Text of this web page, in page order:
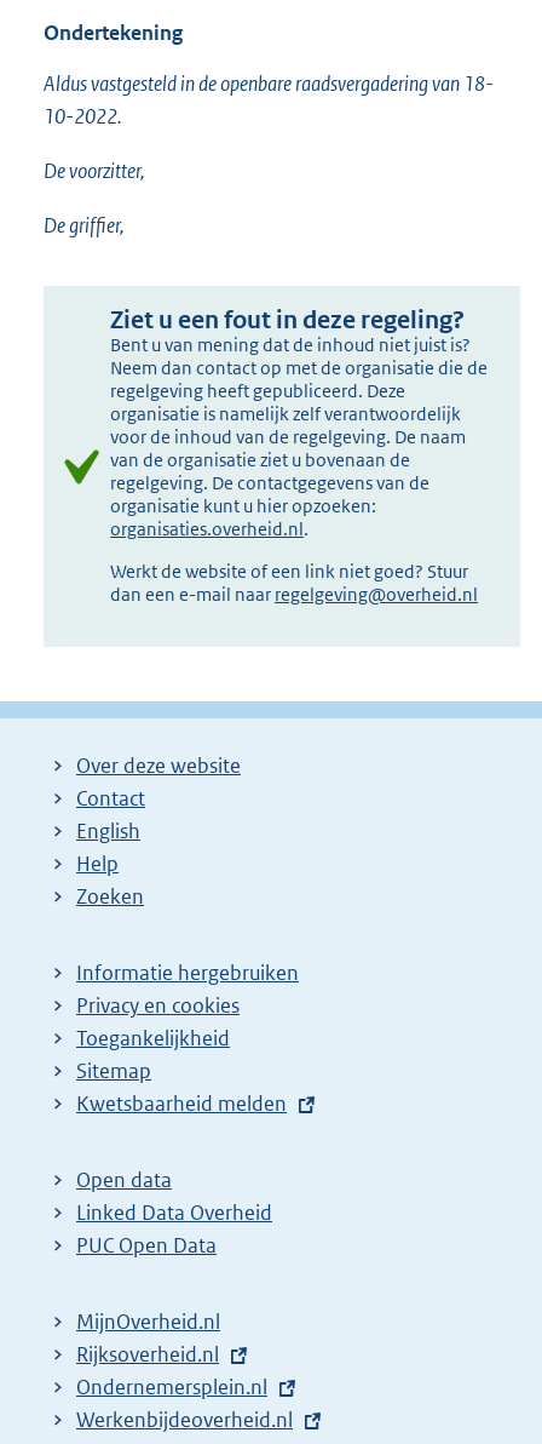
Ondertekening
Aldus vastgesteld in de openbare raadsvergadering van 18-
10-2022.
De voorzitter,
De griffier,
Ziet u een fout in deze regeling?
Bent u van mening dat de inhoud niet juist is?
Neem dan contact op met de organisatie die de
regelgeving heeft gepubliceerd. Deze
organisatie is namelijk zelf verantwoordelijk
voor de inhoud van de regelgeving. De naam
van de organisatie ziet u bovenaan de
regelgeving. De contactgegevens van de
organisatie kunt u hier opzoeken:
organisaties.overheid.nl.
Werkt de website of een link niet goed? Stuur
dan een e-mail naar regelgeving@overheid.nl
Over deze website
Contact
English
Help
Zoeken
Informatie hergebruiken
Privacy en cookies
Toegankelijkheid
Sitemap
E
t
e
r
l
i
n
k
Kwetsbaarheid melden
Open data
Linked Data Overheid
PUC Open Data
MijnOverheid.nl
E
x
t
Rijksoverheid.nl
E
x
Ondernemersplein.nl
E
Werkenbijdeoverheid.nl